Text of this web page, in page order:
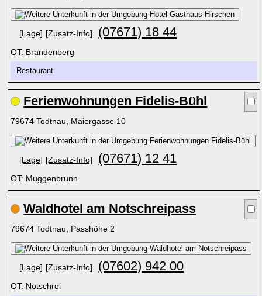
[Lage] [Zusatz-Info] (07671) 18 44
OT: Brandenberg
Restaurant
Ferienwohnungen Fidelis-Bühl
79674 Todtnau, Maiergasse 10
[Lage] [Zusatz-Info] (07671) 12 41
OT: Muggenbrunn
Waldhotel am Notschreipass
79674 Todtnau, Passhöhe 2
[Lage] [Zusatz-Info] (07602) 942 00
OT: Notschrei